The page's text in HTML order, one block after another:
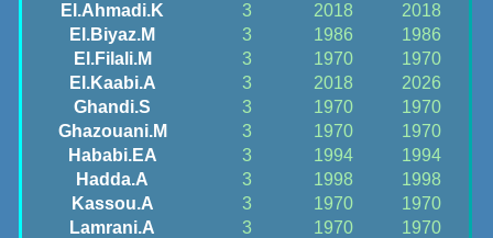
El.Ahmadi.K
3 2018
2018
El.Biyaz.M
3 1986
1986
El.Filali.M
3 1970
1970
El.Kaabi.A
3 2018
2026
Ghandi.S
3 1970
1970
Ghazouani.M
3 1970
1970
Hababi.EA
3 1994
1994
Hadda.A
3 1998
1998
Kassou.A
3 1970
1970
Lamrani.A
3 1970
1970